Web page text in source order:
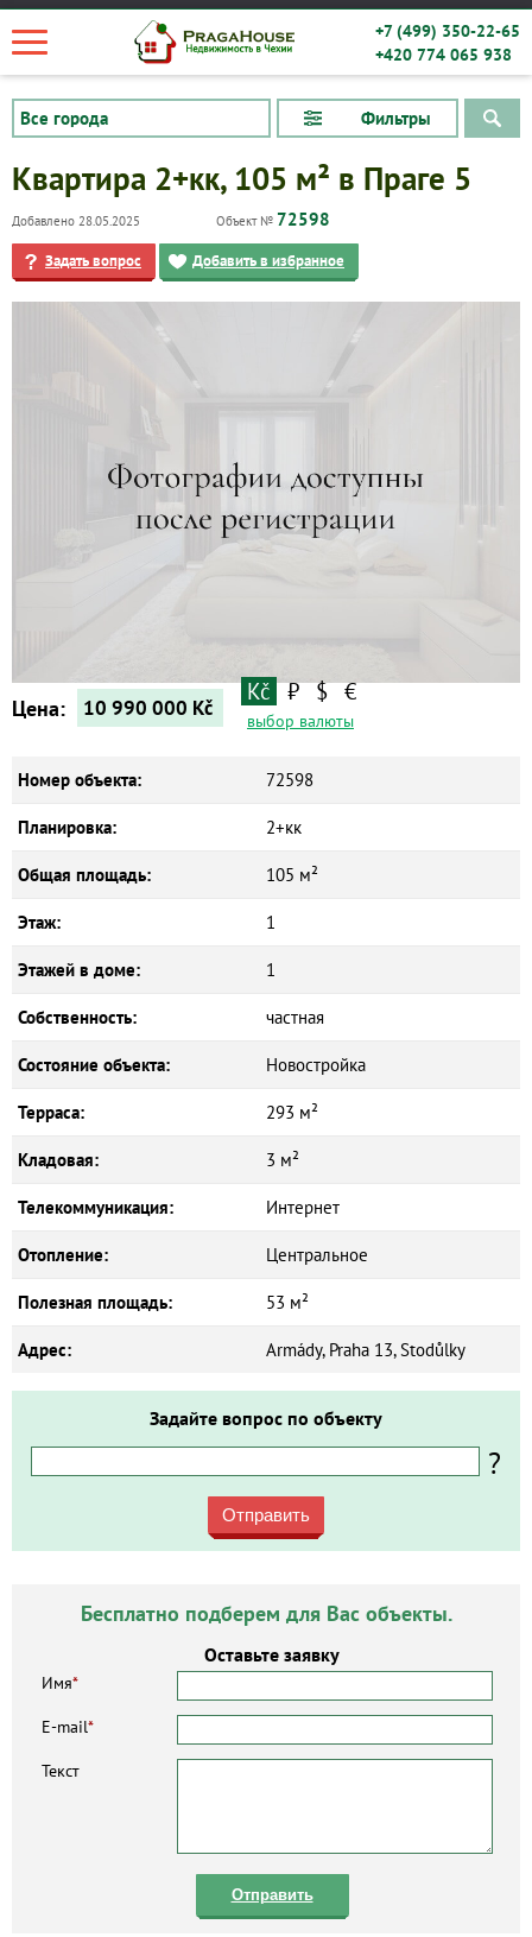
+7 (499) 350-22-65
+420 774 065 938
Фильтры
Новостройки
Коммерческие объекты
Квартира 2+кк, 105 м² в Праге 5
Добавлено 28.05.2025 Объект № 72598
Задать вопрос Добавить в избранное
Цена: 10 990 000 Kč
Kč ₽ $ €
выбор валюты
Номер объекта: 72598
Планировка: 2+кк
Общая площадь: 105 м²
Этаж: 1
Этажей в доме: 1
Собственность: частная
Состояние объекта: Новостройка
Терраса: 293 м²
Кладовая: 3 м²
Телекоммуникация: Интернет
Отопление: Центральное
Полезная площадь: 53 м²
Адрес: Armády, Praha 13, Stodůlky
Задайте вопрос по объекту
?
Отправить
Бесплатно подберем для Вас объекты.
Оставьте заявку
Имя*
E-mail*
Текст
Отправить